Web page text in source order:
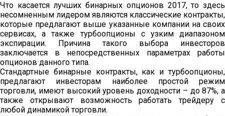
Что касается лучших бинарных опционов 2017, то здесь
несомненным лидером являются классические контракты,
которые предлагают выше указанные компании на своих
сервисах, а также турбоопционы с узким диапазоном
экспирации. Причина такого выбора инвесторов
заключается в непосредственных параметрах работы
опционов данного типа.
Стандартные бинарные контракты, как и турбоопционы,
предлагают инвесторам наиболее простой режим
торговли, имеют высокий уровень доходности – до 87%, а
также открывают возможность работать трейдеру с
любой динамикой торговли.